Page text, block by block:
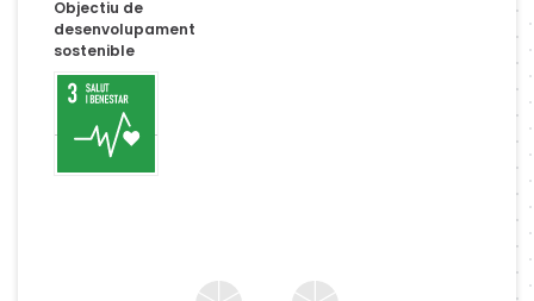
Objectiu de
desenvolupament
sostenible